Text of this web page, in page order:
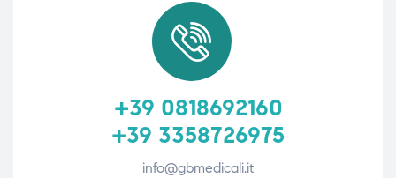
+39 0818692160
+39 3358726975
info@gbmedicali.it